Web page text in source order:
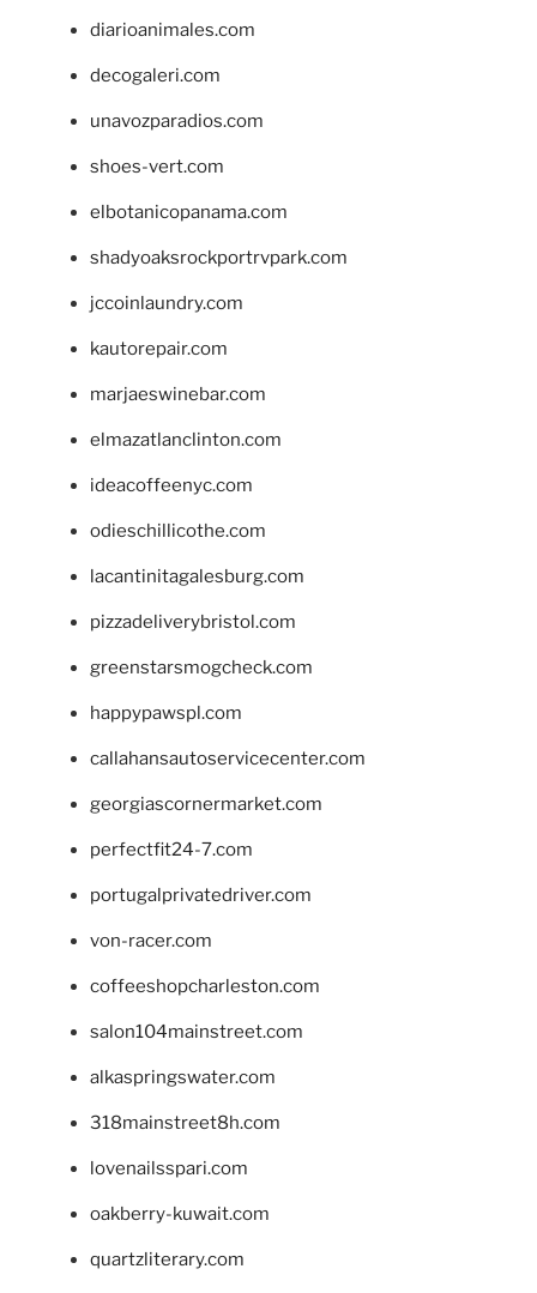
diarioanimales.com
decogaleri.com
unavozparadios.com
shoes-vert.com
elbotanicopanama.com
shadyoaksrockportrvpark.com
jccoinlaundry.com
kautorepair.com
marjaeswinebar.com
elmazatlanclinton.com
ideacoffeenyc.com
odieschillicothe.com
lacantinitagalesburg.com
pizzadeliverybristol.com
greenstarsmogcheck.com
happypawspl.com
callahansautoservicecenter.com
georgiascornermarket.com
perfectfit24-7.com
portugalprivatedriver.com
von-racer.com
coffeeshopcharleston.com
salon104mainstreet.com
alkaspringswater.com
318mainstreet8h.com
lovenailsspari.com
oakberry-kuwait.com
quartzliterary.com